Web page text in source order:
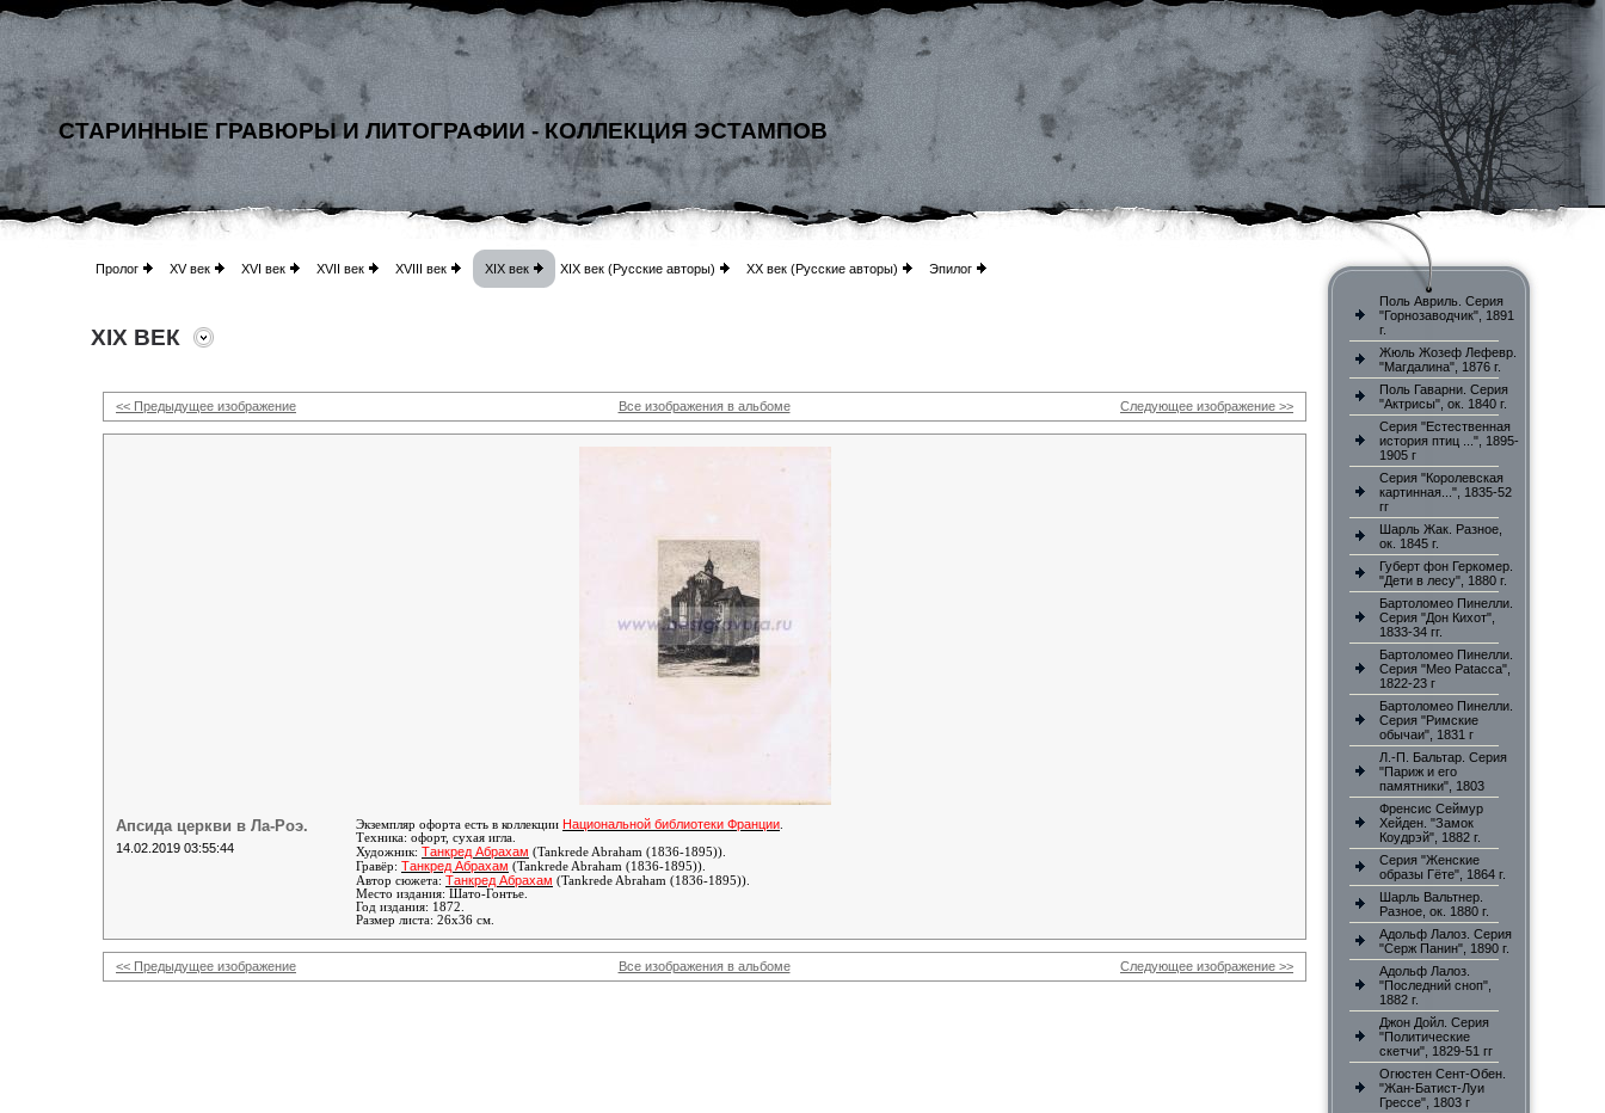
СТАРИННЫЕ ГРАВЮРЫ И ЛИТОГРАФИИ - КОЛЛЕКЦИЯ ЭСТАМПОВ
Пролог XV век XVI век XVII век XVIII век XIX век XIX век (Русские авторы) XX век (Русские авторы) Эпилог
XIX ВЕК
<< Предыдущее изображение Все изображения в альбоме Следующее изображение >>
Апсида церкви в Ла-Роэ.
14.02.2019 03:55:44
Экземпляр офорта есть в коллекции Национальной библиотеки Франции
Техника: офорт, сухая игла.
Художник: Танкред Абрахам (Tankrede Abraham (1836-1895))
Гравёр: Танкред Абрахам (Tankrede Abraham (1836-1895))
Автор сюжета: Танкред Абрахам (Tankrede Abraham (1836-1895))
Место издания: Шато-Гонтье.
Год издания: 1872.
Размер листа: 26х36 см.
<< Предыдущее изображение Все изображения в альбоме Следующее изображение >>
Поль Авриль. Серия
"Горнозаводчик", 1891
г.
Жюль Жозеф Лефевр.
"Магдалина", 1876 г.
Поль Гаварни. Серия
"Актрисы", ок. 1840 г.
Серия "Естественная
история птиц ...", 1895-
1905 г
Серия "Королевская
картинная...", 1835-52
гг
Шарль Жак. Разное,
ок. 1845 г.
Губерт фон Геркомер.
"Дети в лесу", 1880 г.
Бартоломео Пинелли.
Серия "Дон Кихот",
1833-34 гг.
Бартоломео Пинелли.
Серия "Meo Patacca",
1822-23 г
Бартоломео Пинелли.
Серия "Римские
обычаи", 1831 г
Л.-П. Бальтар. Серия
"Париж и его
памятники", 1803
Френсис Сеймур
Хейден. "Замок
Коудрэй", 1882 г.
Серия "Женские
образы Гёте", 1864 г.
Шарль Вальтнер.
Разное, ок. 1880 г.
Адольф Лалоз. Серия
"Серж Панин", 1890 г.
Адольф Лалоз.
"Последний сноп",
1882 г.
Джон Дойл. Серия
"Политические
скетчи", 1829-51 гг
Огюстен Сент-Обен.
"Жан-Батист-Луи
Грессе", 1803 г